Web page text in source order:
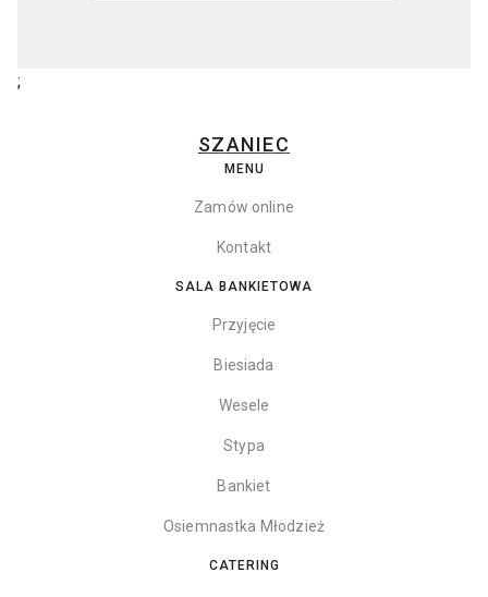
;
SZANIEC
MENU
Zamów online
Kontakt
SALA BANKIETOWA
Przyjęcie
Biesiada
Wesele
Stypa
Bankiet
Osiemnastka Młodzież
CATERING